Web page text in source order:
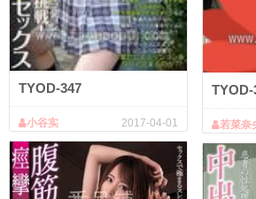
TYOD-347
2017-04-01
小谷实
TYOD-
若菜奈